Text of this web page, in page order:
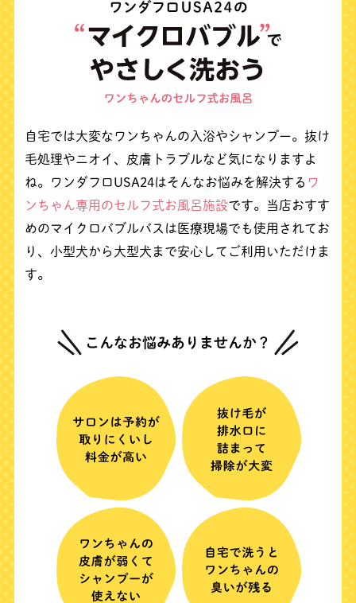
自宅では大変なワンちゃんの入浴やシャンプー。 抜け
毛処理やニオイ、皮膚トラブルなど気になりますよ
ね。
ワンダフロUSA24はそんなお悩みを解決する ワ
ンちゃん専用のセルフ式お風呂施設です。
当店おすす
めのマイクロバブルバスは医療現場でも使用されてお
り、 小型犬から大型犬まで安心してご利用いただけま
す。